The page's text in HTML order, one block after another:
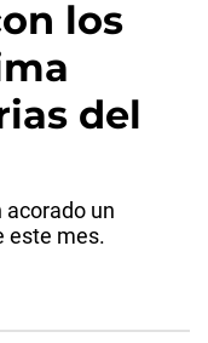
los
del
acorado un
este mes.